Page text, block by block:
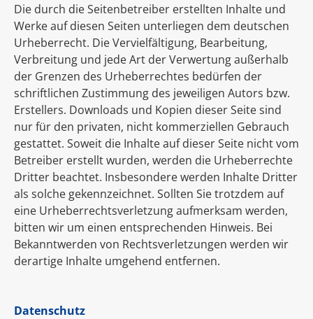
Die durch die Seitenbetreiber erstellten Inhalte und
Werke auf diesen Seiten unterliegen dem deutschen
Urheberrecht. Die Vervielfältigung, Bearbeitung,
Verbreitung und jede Art der Verwertung außerhalb
der Grenzen des Urheberrechtes bedürfen der
schriftlichen Zustimmung des jeweiligen Autors bzw.
Erstellers. Downloads und Kopien dieser Seite sind
nur für den privaten, nicht kommerziellen Gebrauch
gestattet. Soweit die Inhalte auf dieser Seite nicht vom
Betreiber erstellt wurden, werden die Urheberrechte
Dritter beachtet. Insbesondere werden Inhalte Dritter
als solche gekennzeichnet. Sollten Sie trotzdem auf
eine Urheberrechtsverletzung aufmerksam werden,
bitten wir um einen entsprechenden Hinweis. Bei
Bekanntwerden von Rechtsverletzungen werden wir
derartige Inhalte umgehend entfernen.
Datenschutz